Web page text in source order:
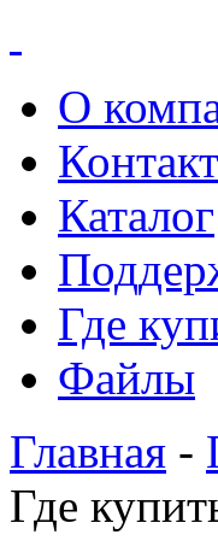
О
Каталог
Где
Файлы
Главная -
Где